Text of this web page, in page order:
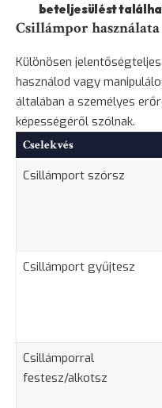
beteljesülést
Csillámpor
Különösen
használod vagy
általában a személyes
képességéről szólnak.
Cselekvés
Csillámport szórsz
Csillámport gyűjtesz
Csillámporral
festesz/alkotsz